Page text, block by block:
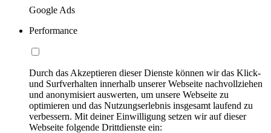
Google Ads
Performance
Durch das Akzeptieren dieser Dienste können wir das Klick-
und Surfverhalten innerhalb unserer Webseite nachvollziehen
und anonymisiert auswerten, um unsere Webseite zu
optimieren und das Nutzungserlebnis insgesamt laufend zu
verbessern. Mit deiner Einwilligung setzen wir auf dieser
Webseite folgende Drittdienste ein: